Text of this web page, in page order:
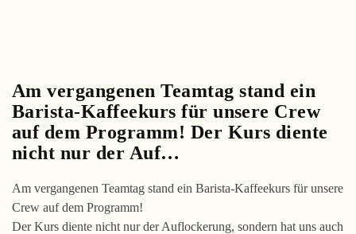
Am vergangenen Teamtag stand ein
Barista-Kaffeekurs für unsere Crew
auf dem Programm! Der Kurs diente
nicht nur der Auf…
Am vergangenen Teamtag stand ein Barista-Kaffeekurs für unsere
Crew auf dem Programm!
Der Kurs diente nicht nur der Auflockerung, sondern hat uns auch